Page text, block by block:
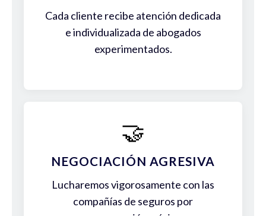
Cada cliente recibe atención dedicada
e individualizada de abogados
experimentados.
🤝
NEGOCIACIÓN AGRESIVA
Lucharemos vigorosamente con las
compañías de seguros por